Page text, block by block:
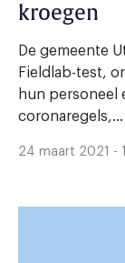
kroegen
De gemeente
Fieldlab-test,
hun personeel
coronaregels,...
24 maart 2021 -